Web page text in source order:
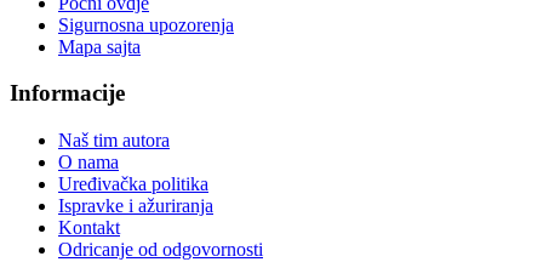
Sigurnosna upozorenja
Mapa sajta
Informacije
Naš tim autora
O nama
Uređivačka politika
Ispravke i ažuriranja
Kontakt
Odricanje od odgovornosti